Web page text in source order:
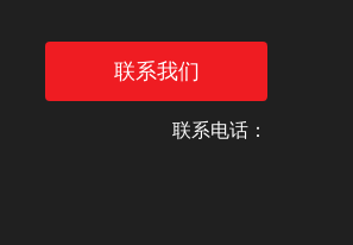
联系我们
联系电话：